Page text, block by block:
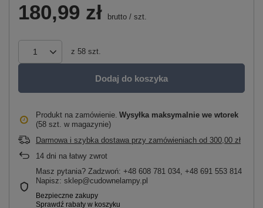
180,99 zł brutto / szt.
z 58 szt.
Dodaj do koszyka
Produkt na zamówienie Wysyłka maksymalnie we wtorek
(58 szt. w magazynie)
Darmowa i szybka dostawa przy zamówieniach od 300,00 zł
14 dni na łatwy zwrot
Masz pytania? Zadzwoń: +48 608 781 034, +48 691 553 814
Napisz: sklep@cudownelampy.pl